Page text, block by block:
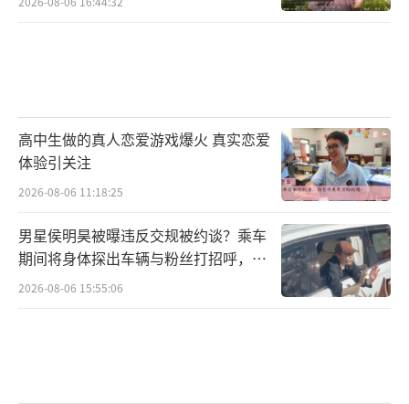
高中生做的真人恋爱游戏爆火 真实恋爱
体验引关注
2026-08-06 11:18:25
男星侯明昊被曝违反交规被约谈？乘车
期间将身体探出车辆与粉丝打招呼，当
地交警回应
2026-08-06 15:55:06